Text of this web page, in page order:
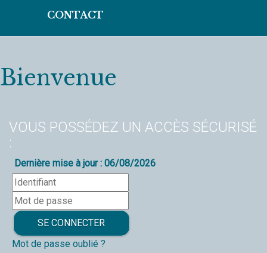
CONTACT
Bienvenue
VOUS POSSÉDEZ UN ACCÈS SÉCURISÉ
:
Dernière mise à jour : 06/08/2026
Mot de passe oublié ?